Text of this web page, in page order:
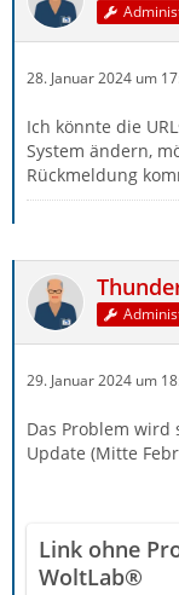
28. Januar 2024 um
Ich könnte die
System ändern,
Rückmeldung
29. Januar 2024 um
Das Problem wird
Update (Mitte
Link ohne
WoltLab®